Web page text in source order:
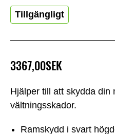
Hjälper till att skydda din
vältningsskador.
Ramskydd i svart
3367,00SEK
Tillgängligt